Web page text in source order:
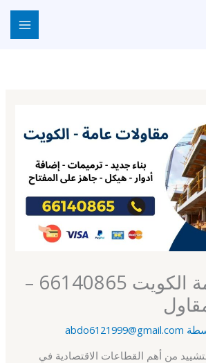
مقاولات عامة الكويت 66140865 –
abdo6121999@gmail.com
من أهم القطاعات الاقتصادية في